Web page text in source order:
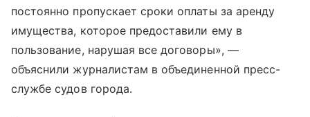
постоянно пропускает сроки оплаты за аренду
имущества, которое предоставили ему в
пользование, нарушая все договоры», —
объяснили журналистам в объединенной пресс-
службе судов города.